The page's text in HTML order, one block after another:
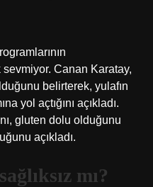
Canan Karatay,
belirterek, yulafın
yol açtığını açıkladı.
gluten dolu olduğunu
açıkladı.
mı?